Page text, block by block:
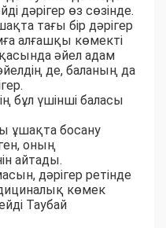
дәрігер өз сөзінде.
тағы бір дәрігер
алғашқы көмекті
әйел адам
де, баланың да
бұл үшінші баласы
ұшақта босану
оның
айтады.
дәрігер ретінде
көмек
Таубай